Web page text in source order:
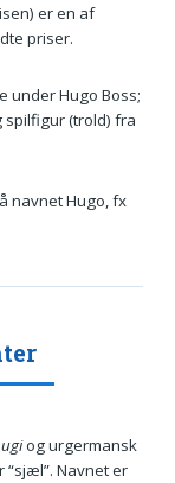
er en af
priser.
under Hugo Boss;
spilfigur (trold) fra
navnet Hugo, fx
og urgermansk
“sjæl”. Navnet er